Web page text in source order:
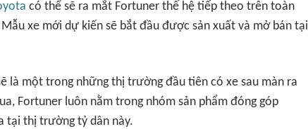
có thể sẽ ra mắt Fortuner thế hệ tiếp theo trên toàn
xe mới dự kiến sẽ bắt đầu được sản xuất và mở bán tại
là một trong những thị trường đầu tiên có xe sau màn ra
Fortuner luôn nằm trong nhóm sản phẩm đóng góp
tại thị trường tỷ dân này.